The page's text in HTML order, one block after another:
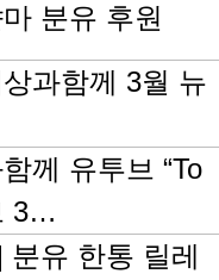
분유 후원
과함께 3월 뉴
께 유투브 “To
3…
유 한통 릴레